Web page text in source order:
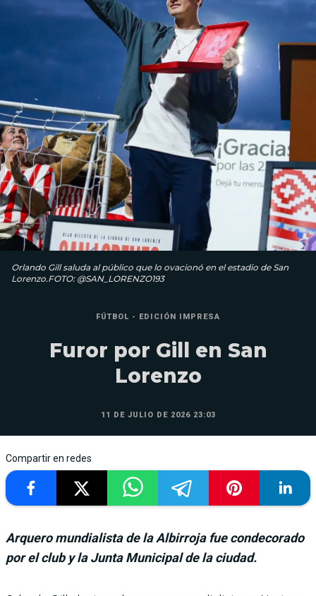
Orlando Gill saluda al público que lo ovacionó en el estadio de San
Lorenzo.FOTO: @SAN_LORENZO193
FÚTBOL - EDICIÓN IMPRESA
Furor por Gill en San
Lorenzo
11 DE JULIO DE 2026 23:03
Compartir en redes
Arquero mundialista de la Albirroja fue condecorado
por el club y la Junta Municipal de la ciudad.